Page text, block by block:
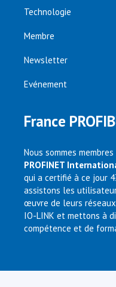
Technologie
Membre
Newsletter
Evénement
France
Nous sommes
PROFINET
qui a certifié à ce jour
assistons les
œuvre de leurs réseaux
IO-LINK et mettons à
compétence et de